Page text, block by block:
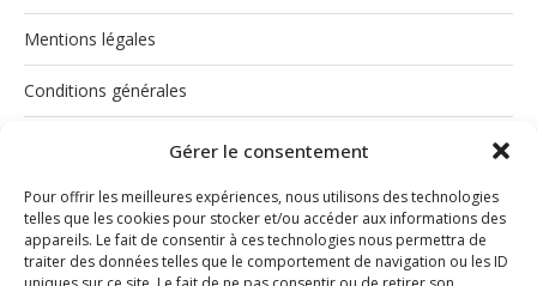
Gérer le consentement
Pour offrir les meilleures expériences, nous utilisons des technologies
telles que les cookies pour stocker et/ou accéder aux informations des
appareils. Le fait de consentir à ces technologies nous permettra de
traiter des données telles que le comportement de navigation ou les ID
Mentions légales
Conditions générales
Politique de cookies (UE)